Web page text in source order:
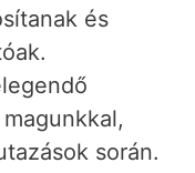
és
során.